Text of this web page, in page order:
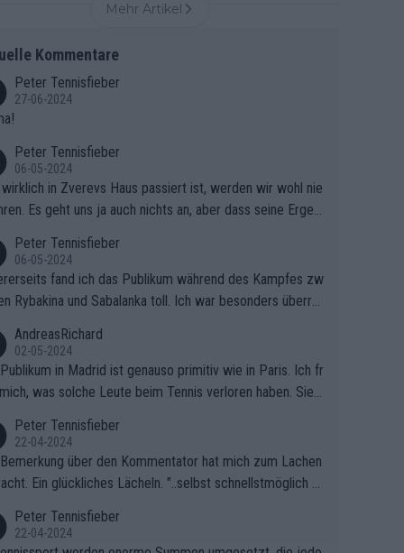
Mehr Artikel
Kommentare
Peter Tennisfieber
27-06-2024
Peter Tennisfieber
06-05-2024
wirklich in Zverevs Haus passiert ist, werden wir wohl nie
Es geht uns ja auch nichts an, aber dass seine Ergeb
Peter Tennisfieber
06-05-2024
fand ich das Publikum während des Kampfes zw
Rybakina und Sabalanka toll. Ich war besonders überras
AndreasRichard
02-05-2024
in Madrid ist genauso primitiv wie in Paris. Ich fr
was solche Leute beim Tennis verloren haben. Sie s
Peter Tennisfieber
22-04-2024
über den Kommentator hat mich zum Lachen
Ein glückliches Lächeln. "..selbst schnellstmöglich na
Peter Tennisfieber
22-04-2024